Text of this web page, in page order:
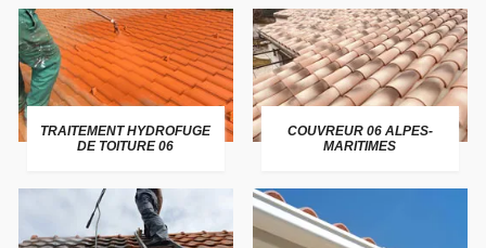
TRAITEMENT HYDROFUGE
DE TOITURE 06
COUVREUR 06 ALPES-
MARITIMES